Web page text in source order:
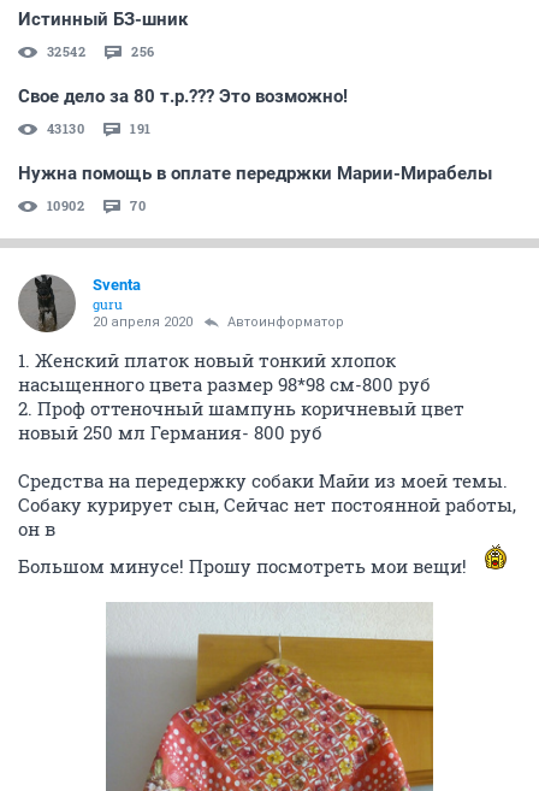
Истинный БЗ-шник
32542 256
Свое дело за 80 т.р.??? Это возможно!
43130 191
Нужна помощь в оплате передржки Марии-Мирабелы
10902 70
Sventa
guru
20 апреля 2020 Автоинформатор
1. Женский платок новый тонкий хлопок
насыщенного цвета размер 98*98 см-800 руб
2. Проф оттеночный шампунь коричневый цвет
новый 250 мл Германия- 800 руб
Средства на передержку собаки Майи из моей темы.
Собаку курирует сын, Сейчас нет постоянной работы,
он в
Большом минусе! Прошу посмотреть мои вещи!